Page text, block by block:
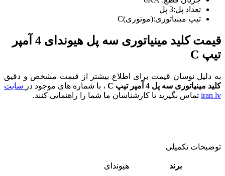
تعداد پل:3 پل
تیپ مینیاتوری:(موتوری)C
قیمت کلید مینیاتوری سه پل هیوندای 4 آمپر
تیپ C
به دلیل نوسان قیمت برای اطلاع بیشتر از قیمت مشخص و دقیق
کلید مینیاتوری سه پل 4 آمپر تیپ C
، با شماره های موجود در سایت
iran lv تماس بگیرید تا کارشناسان ما شما را راهنمایی کنند.
توضیحات تکمیلی
برند هیوندای